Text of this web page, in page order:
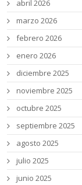
abril 2026
marzo 2026
febrero 2026
enero 2026
diciembre 2025
noviembre 2025
octubre 2025
septiembre 2025
agosto 2025
julio 2025
junio 2025